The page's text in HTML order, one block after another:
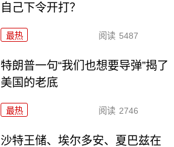
自己下令开打？
最热 阅读 5487
特朗普一句“我们也想要导弹”揭了
美国的老底
最热 阅读 2746
沙特王储、埃尔多安、夏巴兹在